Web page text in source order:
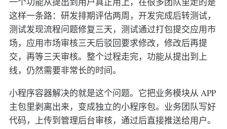
这样一条路：研发排期评估两周，开发完成后转测试，
测试发现流程问题修复三天，测试通过打包提交应用市
场，应用市场审核三天后驳回要求修改，修改后再提
交，再等三天审核。整个过程走完，功能从提出到上
线，仍然需要非常长的时间。
小程序容器解决的就是这个问题。它把业务模块从 APP
主包里剥离出来，变成独立的小程序包。业务团队写好
代码，上传到管理后台审核，通过后直接推送给用户。